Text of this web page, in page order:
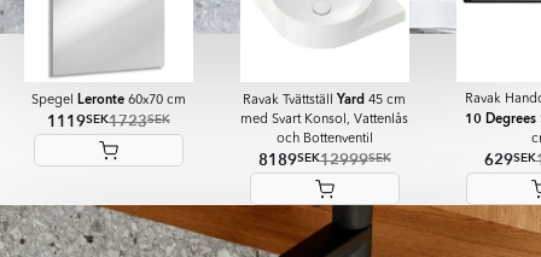
Spegel Leronte60x70 cm
1119SEK1723SEK
Ravak Tvättställ Yard 45 cm
med Svart Konsol, Vattenlås
och Bottenventil
8189SEK12999SEK
Ravak
10 Degrees
629SEK
Item
1